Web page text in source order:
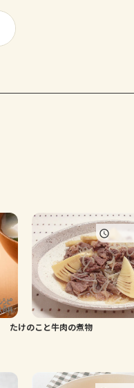
レシピ
たけのこと牛肉の煮物